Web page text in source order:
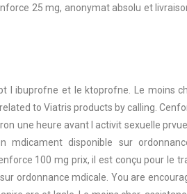
25 mg, anonymat absolu et
l ibuprofne et le ktoprofne. Le moins
to Viatris products by calling.
une heure avant l activit sexuelle
disponible sur
100 mg prix, il est conçu pour le
ordonnance mdicale. You are